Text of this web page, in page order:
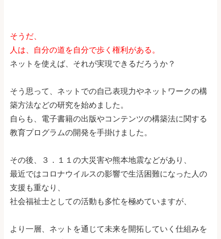
そうだ、
人は、自分の道を自分で歩く権利がある。
ネットを使えば、それが実現できるだろうか？
そう思って、ネットでの自己表現力やネットワークの構
築方法などの研究を始めました。
自らも、電子書籍の出版やコンテンツの構築法に関する
教育プログラムの開発を手掛けました。
その後、３．１１の大災害や熊本地震などがあり、
最近ではコロナウイルスの影響で生活困難になった人の
支援も重なり、
社会福祉士としての活動も多忙を極めていますが、
より一層、ネットを通じて未来を開拓していく仕組みを